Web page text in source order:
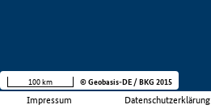
Impressum Datenschutzerklärung
100 km © Geobasis-DE / BKG 2015